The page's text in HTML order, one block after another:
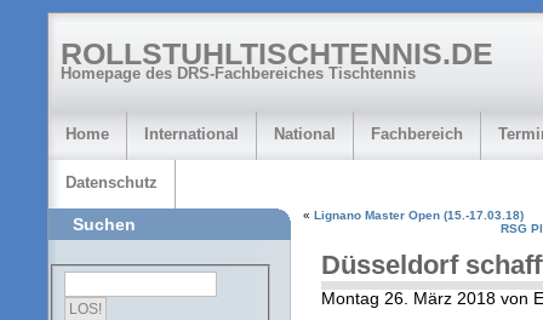
ROLLSTUHLTISCHTENNIS.DE
Homepage des DRS-Fachbereiches Tischtennis
Home International National Fachbereich
Datenschutz
« Lignano Master Open (15.-17.03.18)
RSG
Düsseldorf
Montag 26. März 2018 von
Suchen